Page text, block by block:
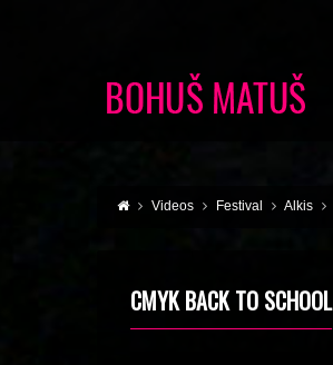
Videos Festival Alkis
CMYK BACK TO SCHOOL